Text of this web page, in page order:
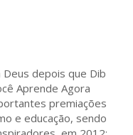
depois que Dib
Aprende Agora
premiações
e educação, sendo